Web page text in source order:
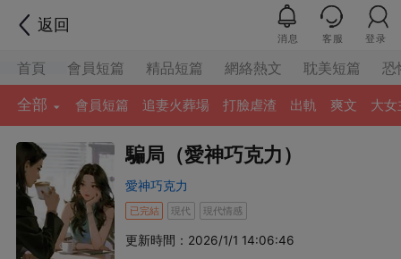
返回
消息 客服 登录
首頁 會員短篇 精品短篇 網絡熱文 耽美短篇 恐
全部 會員短篇 追妻火葬場 打臉虐渣 出軌 爽文 大女
騙局（愛神巧克力）
愛神巧克力
已完結 現代 現代情感
更新時間：2026/1/1 14:06:46